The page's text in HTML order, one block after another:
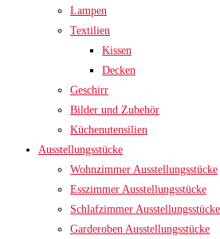
Lampen
Textilien
Kissen
Decken
Geschirr
Bilder und Zubehör
Küchenutensilien
Ausstellungsstücke
Wohnzimmer Ausstellungsstücke
Esszimmer Ausstellungsstücke
Schlafzimmer Ausstellungsstücke
Garderoben Ausstellungsstücke